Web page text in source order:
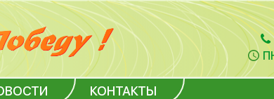
КОНТАКТЫ